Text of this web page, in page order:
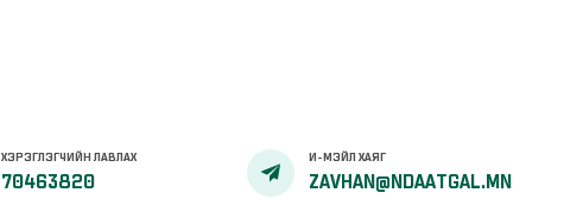
ХЭРЭГЛЭГЧИЙН ЛАВЛАХ
70463820
И-МЭЙЛ ХАЯГ
ZAVHAN@NDAATGAL.MN